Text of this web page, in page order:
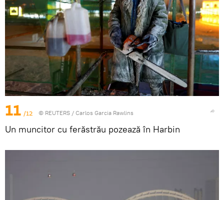
11 /12 © REUTERS / Carlos Garcia Rawlins
Un muncitor cu ferăstrău pozează în Harbin